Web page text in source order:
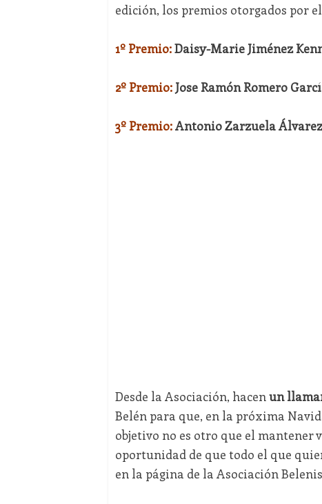
edición, los premios otorgados por
1º Premio:Daisy-Marie Jiménez
2º Premio:Jose Ramón Romero
3º Premio:Antonio Zarzuela Álvarez
Desde la Asociación, hacenun
Belén para que, en la próxima
objetivo no es otro que el mantener
oportunidad de que todo el que
en la página de la Asociación